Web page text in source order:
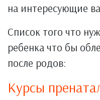
на интересующие
Список того что
ребенка что бы
после родов:
Курсы